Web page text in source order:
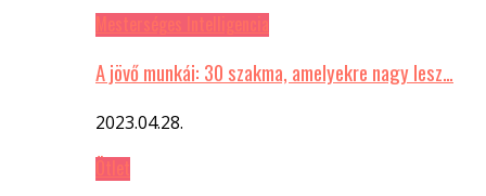
A jövő munkái: 30 szakma, amelyekre nagy lesz…
2023.04.28.